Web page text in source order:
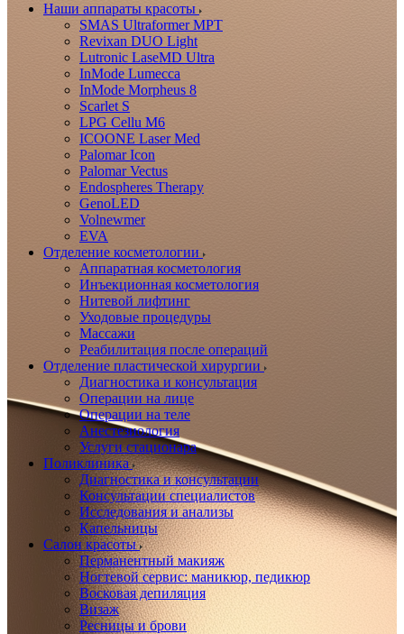
Наши аппараты красоты
SMAS Ultraformer MPT
Revixan DUO Light
Lutronic LaseMD Ultra
InMode Lumecca
InMode Morpheus 8
Scarlet S
LPG Cellu M6
ICOONE Laser Med
Palomar Icon
Palomar Vectus
Endospheres Therapy
GenoLED
Volnewmer
EVA
Отделение косметологии
Аппаратная косметология
Инъекционная косметология
Нитевой лифтинг
Уходовые процедуры
Массажи
Реабилитация после операций
Отделение пластической хирургии
Диагностика и консультация
Операции на лице
Операции на теле
Анестезиология
Услуги стационара
Поликлиника
Диагностика и консультации
Консультации специалистов
Исследования и анализы
Капельницы
Салон красоты
Перманентный макияж
Ногтевой сервис: маникюр, педикюр
Восковая депиляция
Визаж
Ресницы и брови